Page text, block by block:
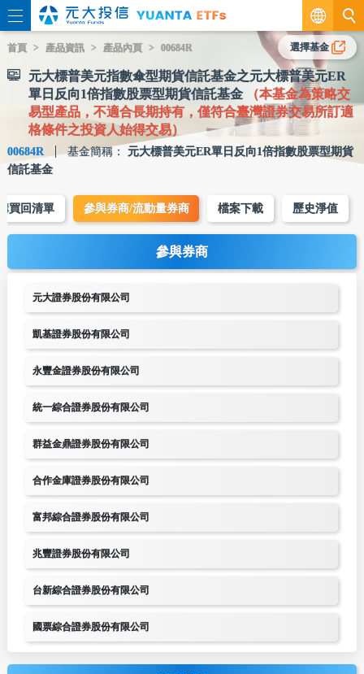
繁
EN
首頁 產品資訊 產品內頁 00684R
元大標普美元指數傘型期貨信託基金之元大標普美元ER
單日反向1倍指數股票型期貨信託基金
（本基金為策略交
易型產品，不適合長期持有，僅符合臺灣證券交易所訂適
格條件之投資人始得交易）
00684R 基金簡稱： 元大標普美元ER單日反向1倍指數股票型期貨
信託基金
選擇基金
買回清單 參與券商/流動量券商 檔案下載 歷史淨值
參與券商
元大證券股份有限公司
凱基證券股份有限公司
永豐金證券股份有限公司
統一綜合證券股份有限公司
群益金鼎證券股份有限公司
合作金庫證券股份有限公司
富邦綜合證券股份有限公司
兆豐證券股份有限公司
台新綜合證券股份有限公司
國票綜合證券股份有限公司